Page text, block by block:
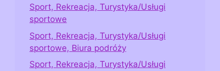
Sport, Rekreacja, Turystyka/Usługi
sportowe
Sport, Rekreacja, Turystyka/Usługi
sportowe, Biura podróży
Sport, Rekreacja, Turystyka/Usługi